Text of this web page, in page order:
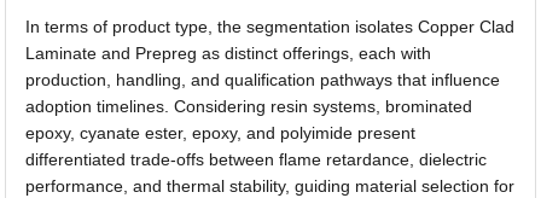
In terms of product type, the segmentation isolates Copper Clad
Laminate and Prepreg as distinct offerings, each with
production, handling, and qualification pathways that influence
adoption timelines. Considering resin systems, brominated
epoxy, cyanate ester, epoxy, and polyimide present
differentiated trade-offs between flame retardance, dielectric
performance, and thermal stability, guiding material selection for